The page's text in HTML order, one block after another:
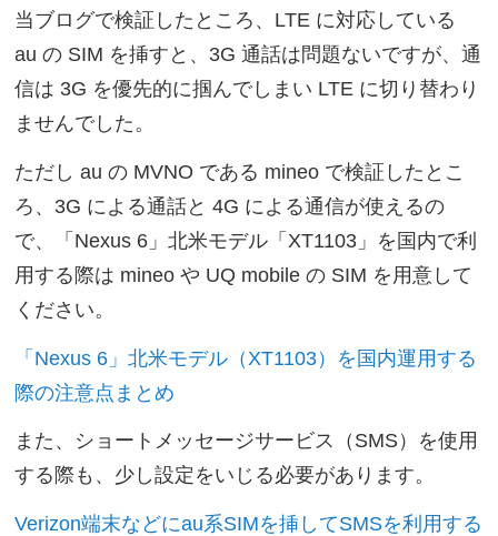
当ブログで検証したところ、LTE に対応している
au の SIM を挿すと、3G 通話は問題ないですが、通
信は 3G を優先的に掴んでしまい LTE に切り替わり
ませんでした。
ただし au の MVNO である mineo で検証したとこ
ろ、3G による通話と 4G による通信が使えるの
で、「Nexus 6」北米モデル「XT1103」を国内で利
用する際は mineo や UQ mobile の SIM を用意して
ください。
「Nexus 6」北米モデル（XT1103）を国内運用する
際の注意点まとめ
また、ショートメッセージサービス（SMS）を使用
する際も、少し設定をいじる必要があります。
Verizon端末などにau系SIMを挿してSMSを利用する